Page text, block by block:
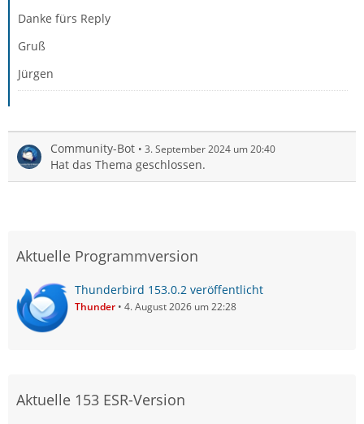
Danke fürs Reply
Gruß
Jürgen
Community-Bot 3. September 2024 um 20:40
Hat das Thema geschlossen.
Aktuelle Programmversion
Thunderbird 153.0.2 veröffentlicht
Thunder 4. August 2026 um 22:28
Aktuelle 153 ESR-Version